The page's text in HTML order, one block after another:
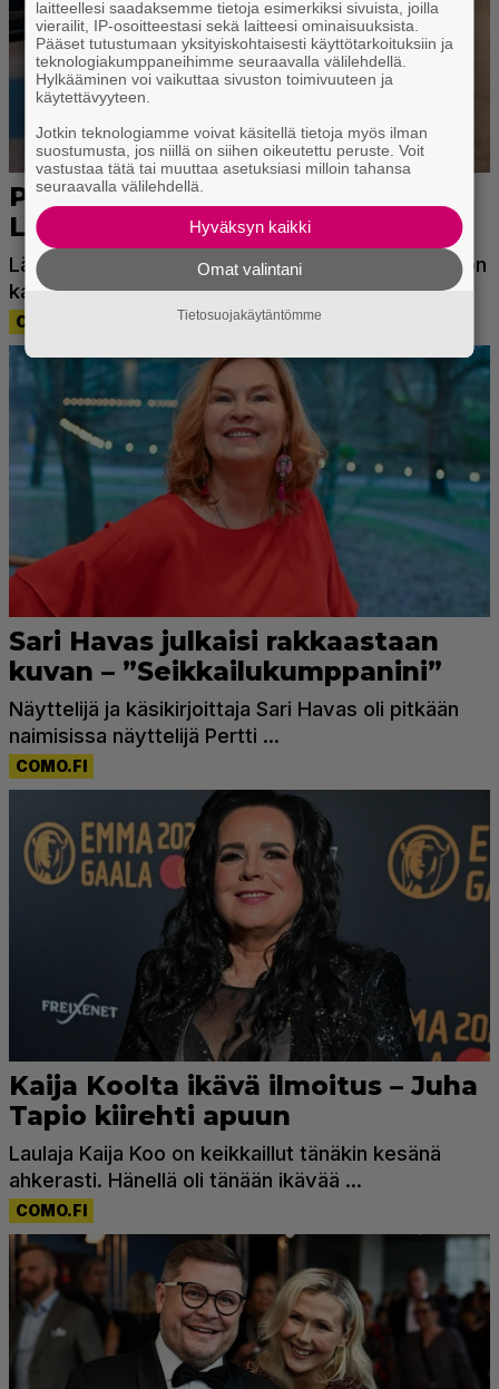
laitteellesi saadaksemme tietoja esimerkiksi sivuista, joilla
vierailit, IP-osoitteestasi sekä laitteesi ominaisuuksista.
Pääset tutustumaan yksityiskohtaisesti käyttötarkoituksiin ja
teknologiakumppaneihimme seuraavalla välilehdellä.
Hylkääminen voi vaikuttaa sivuston toimivuuteen ja
käytettävyyteen.
Jotkin teknologiamme voivat käsitellä tietoja myös ilman
suostumusta, jos niillä on siihen oikeutettu peruste. Voit
vastustaa tätä tai muuttaa asetuksiasi milloin tahansa
seuraavalla välilehdellä.
Hyväksyn kaikki
Omat valintani
Tietosuojakäytäntömme